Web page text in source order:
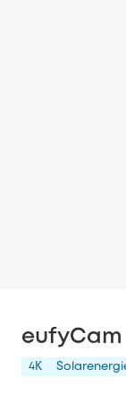
eufyCam
4K